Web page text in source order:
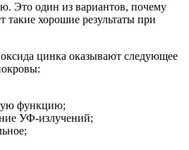
Это один из вариантов, почему
такие хорошие результаты при
цинка оказывают следующее
функцию;
УФ-излучений;